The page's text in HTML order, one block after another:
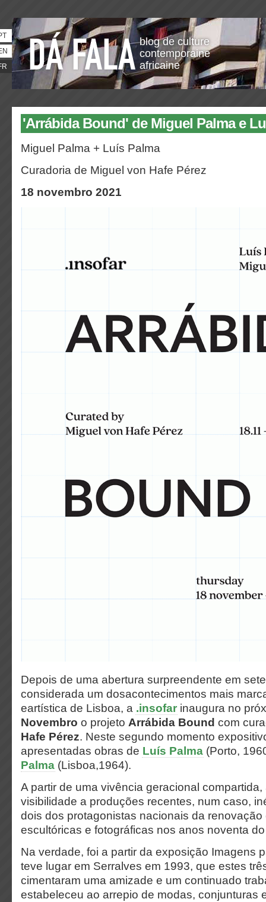
blog de culture
contemporaine
africaine
'Arrábida Bound' de Miguel Palma e
Miguel Palma + Luís Palma
Curadoria de Miguel von Hafe Pérez
18 novembro 2021
Depois de uma abertura surpreendente em
considerada um dosacontecimentos mais
eartística de Lisboa, a .insofar inaugura no
Novembro o projeto Arrábida Bound com
Hafe Pérez. Neste segundo momento
apresentadas obras de Luís Palma (Porto,
Palma (Lisboa,1964).
A partir de uma vivência geracional
visibilidade a produções recentes, num caso,
dois dos protagonistas nacionais da
escultóricas e fotográficas nos anos noventa
Na verdade, foi a partir da exposição Imagens
teve lugar em Serralves em 1993, que estes
cimentaram uma amizade e um continuado
estabeleceu ao arrepio de modas, conjunturas